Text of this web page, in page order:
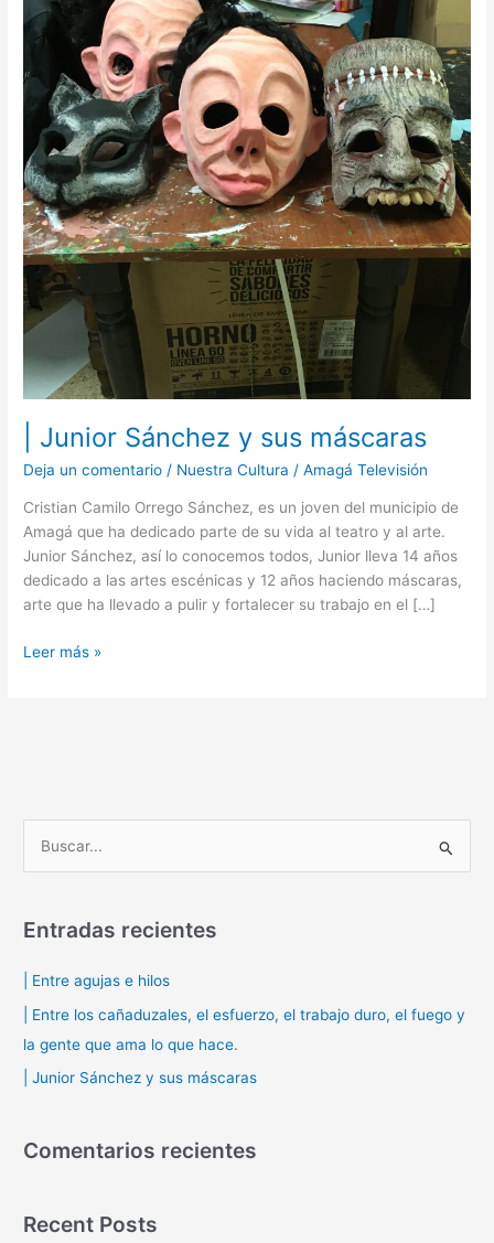
| Junior Sánchez y sus máscaras
Deja un comentario / Nuestra Cultura /Amagá Televisión
Cristian Camilo Orrego Sánchez, es un joven del municipio de
Amagá que ha dedicado parte de su vida al teatro y al arte.
Junior Sánchez, así lo conocemos todos, Junior lleva 14 años
dedicado a las artes escénicas y 12 años haciendo máscaras,
arte que ha llevado a pulir y fortalecer su trabajo en el […]
Leer más »
c
a
p
r
Entradas recientes
| Entre agujas e hilos
| Entre los cañaduzales, el esfuerzo, el trabajo duro, el fuego y
la gente que ama lo que hace.
| Junior Sánchez y sus máscaras
Comentarios recientes
Recent Posts